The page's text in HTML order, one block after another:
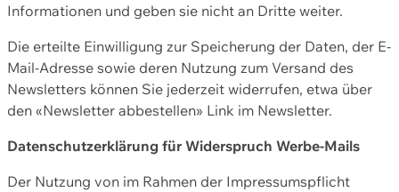
Informationen und geben sie nicht an Dritte weiter.
Die erteilte Einwilligung zur Speicherung der Daten, der E-
Mail-Adresse sowie deren Nutzung zum Versand des
Newsletters können Sie jederzeit widerrufen, etwa über
den «Newsletter abbestellen» Link im Newsletter.
Datenschutzerklärung für Widerspruch Werbe-Mails
Der Nutzung von im Rahmen der Impressumspflicht